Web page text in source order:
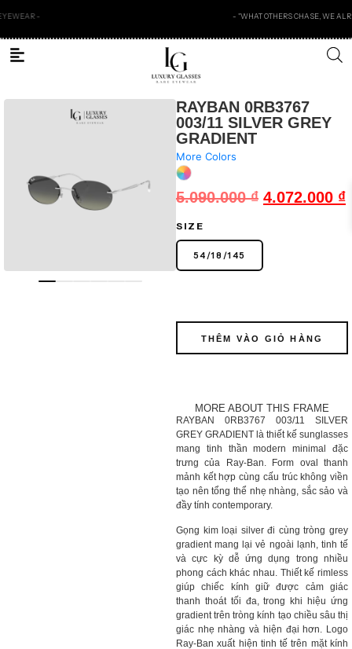
- "WHAT OTHERS CHASE, WE ALREADY OWN ." -
RAYBAN 0RB3767
003/11 SILVER GREY
GRADIENT
More Colors
5.090.000₫ 4.072.000 ₫
SIZE
54 /18 /145
THÊM VÀO GIỎ HÀNG
MORE ABOUT THIS FRAME
RAYBAN 0RB3767 003/11 SILVER
GREY GRADIENT là thiết kế sunglasses
mang tinh thần modern minimal đặc
trưng của Ray-Ban. Form oval thanh
mảnh kết hợp cùng cấu trúc không viền
tạo nên tổng thể nhẹ nhàng, sắc sảo và
đầy tính contemporary.
Gọng kim loại silver đi cùng tròng grey
gradient mang lại vẻ ngoài lạnh, tinh tế
và cực kỳ dễ ứng dụng trong nhiều
phong cách khác nhau. Thiết kế rimless
giúp chiếc kính giữ được cảm giác
thanh thoát tối đa, trong khi hiệu ứng
gradient trên tròng kính tạo chiều sâu thị
giác nhẹ nhàng và hiện đại hơn. Logo
Ray-Ban xuất hiện tinh tế trên mặt kính